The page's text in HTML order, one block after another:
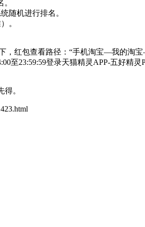
随机进行排名。
。
，红包查看路径：“手机淘宝—我的淘
至23:59:59登录天猫精灵APP-五好精
。